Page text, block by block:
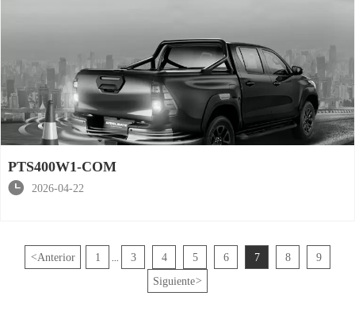
PTS400W1-COM

2026-04-22
<Anterior 1 3 4 5 6 7 8
9
Siguiente>